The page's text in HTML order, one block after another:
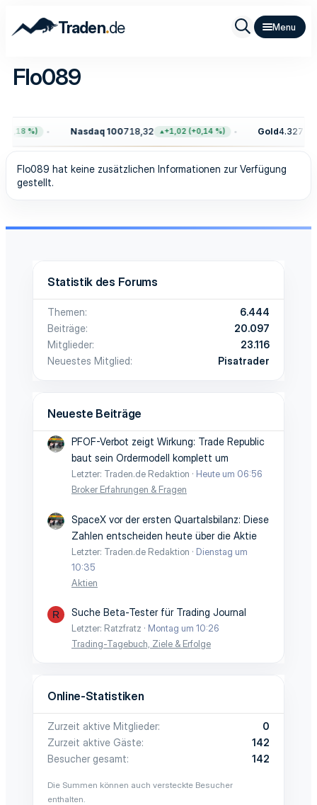
Traden.de
Flo089
%) Nasdaq 100718,32 +1,02 (+0,14 %) Gold4.327,40
Flo089 hat keine zusätzlichen Informationen zur Verfügung
gestellt.
Statistik des Forums
Themen
6.444
Beiträge
20.097
Mitglieder
23.116
Neuestes Mitglied
Pisatrader
Neueste Beiträge
PFOF-Verbot zeigt Wirkung: Trade Republic
baut sein Ordermodell komplett um
Letzter: Traden.de Redaktion
Heute um 06:56
Broker Erfahrungen & Fragen
SpaceX vor der ersten Quartalsbilanz: Diese
Zahlen entscheiden heute über die Aktie
Letzter: Traden.de Redaktion
Dienstag um
10:35
Aktien
R Suche Beta-Tester für Trading Journal
Letzter: Ratzfratz
Montag um 10:26
Trading-Tagebuch, Ziele & Erfolge
Online-Statistiken
Zurzeit aktive Mitglieder
0
Zurzeit aktive Gäste
142
Besucher gesamt
142
Die Summen können auch versteckte Besucher
enthalten.